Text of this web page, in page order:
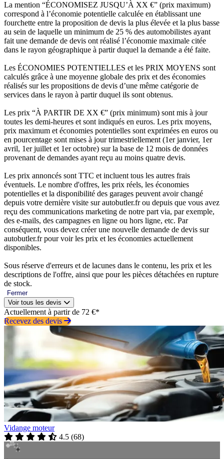
La mention “ÉCONOMISEZ JUSQU’À XX €” (prix maximum)
correspond à l’économie potentielle calculée en établissant une
fourchette entre la proposition de devis la plus élevée et la plus basse
au sein de laquelle un minimum de 25 % des automobilistes ayant
fait une demande de devis ont réalisé l’économie maximale citée
dans le rayon géographique à partir duquel la demande a été faite.
Les ÉCONOMIES POTENTIELLES et les PRIX MOYENS sont
calculés grâce à une moyenne globale des prix et des économies
réalisés sur les propositions de devis d’une même catégorie de
services dans le rayon à partir duquel ils sont obtenus.
Les prix “À PARTIR DE XX €” (prix minimum) sont mis à jour
toutes les demi-heures et sont indiqués en euros. Les prix moyens,
prix maximum et économies potentielles sont exprimées en euros ou
en pourcentage sont mises à jour trimestriellement (1er janvier, 1er
avril, 1er juillet et 1er octobre) sur la base de 12 mois de données
provenant de demandes ayant reçu au moins quatre devis.
Les prix annoncés sont TTC et incluent tous les autres frais
éventuels. Le nombre d'offres, les prix réels, les économies
potentielles et la disponibilité des garages peuvent avoir changé
depuis votre dernière visite sur autobutler.fr ou depuis que vous avez
reçu des communications marketing de notre part via, par exemple,
des e-mails, des campagnes en ligne ou hors ligne, etc. Par
conséquent, vous devez créer une nouvelle demande de devis sur
autobutler.fr pour voir les prix et les économies actuellement
disponibles.
Sous réserve d'erreurs et de lacunes dans le contenu, les prix et les
descriptions de l'offre, ainsi que pour les pièces détachées en rupture
de stock.
Fermer
Voir tous les devis
Actuellement à partir de 72 €*
Recevez des devis
Vidange moteur
4.5 (68)